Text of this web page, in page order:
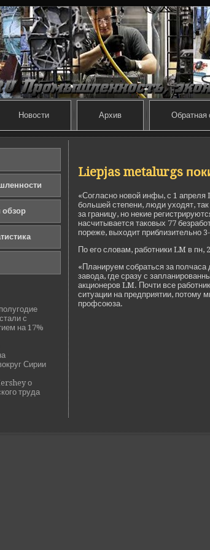
Новости Архив Обратная
обзор
с
на 17%
Сирии
о
труда
Liepjas metalurgs
«Согласно новой инфы, с 1
большей степени, люди уходят,
за границу, но некие
насчитывается таковых 77
пореже, выходит приблизительно
По его словам, работники LM в пн,
«Планируем собраться за полчаса
завода, где­ сразу с
акционеров LM. Почти все
ситуации на предприятии, потому
профсоюза.